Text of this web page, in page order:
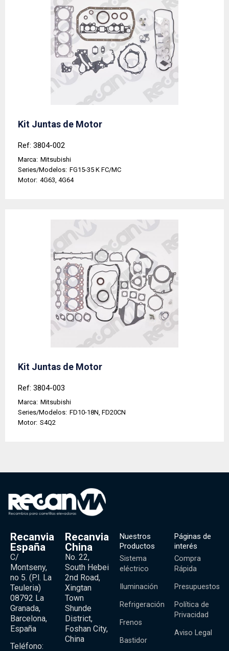
Kit Juntas de Motor
Ref: 3804-002
Marca: Mitsubishi
Series/Modelos: FG15-35 K FC/MC
Motor: 4G63, 4G64
Kit Juntas de Motor
Ref: 3804-003
Marca: Mitsubishi
Series/Modelos: FD10-18N, FD20CN
Motor: S4Q2
Recanvia
España
C/
Montseny,
no 5. (P.l. La
Teuleria)
08792 La
Granada,
Barcelona,
España
Teléfono:
Recanvia
China
No. 22,
South Hebei
2nd Road,
Xingtan
Town
Shunde
District,
Foshan City,
China
Nuestros
Productos
Sistema
eléctrico
Iluminación
Refrigeración
Frenos
Bastidor
Páginas de
interés
Compra
Rápida
Presupuestos
Política de
Privacidad
Aviso Legal